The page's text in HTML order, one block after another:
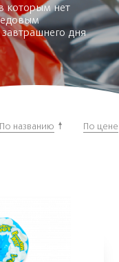
которым нет
дня
По названию По цене